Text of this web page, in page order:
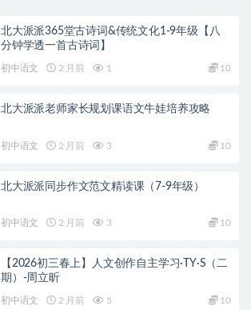
北大派派365堂古诗词&传统文化1-9年级【八
分钟学透一首古诗词】
初中语文 2 月前 1 10
北大派派老师家长规划课语文牛娃培养攻略
初中语文 2 月前 3 10
北大派派同步作文范文精读课（7-9年级）
初中语文 2 月前 3 10
【2026初三春上】人文创作自主学习·TY·S（二
期）-周立昕
初中语文 2 月前 5 10